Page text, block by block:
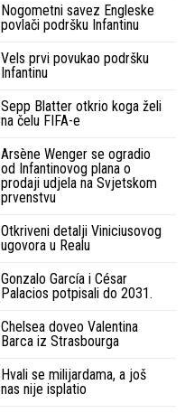
Nogometni savez Engleske
povlači podršku Infantinu
Vels prvi povukao podršku
Infantinu
Sepp Blatter otkrio koga želi
na čelu FIFA-e
Arsène Wenger se ogradio
od Infantinovog plana o
prodaji udjela na Svjetskom
prvenstvu
Otkriveni detalji Viniciusovog
ugovora u Realu
Gonzalo García i César
Palacios potpisali do 2031.
Chelsea doveo Valentina
Barca iz Strasbourga
Hvali se milijardama, a još
nas nije isplatio